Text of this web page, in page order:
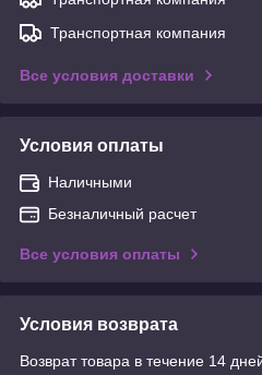
Транспортная компания
Все условия доставки
Условия оплаты
Наличными
Безналичный расчет
Все условия оплаты
Условия возврата
Возврат товара в течение 14